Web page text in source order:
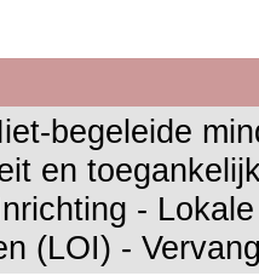
begeleide
en
- Lokale
(LOI) -